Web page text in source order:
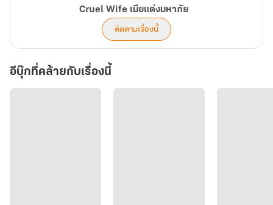
Cruel Wife เมียแต่งมหาภัย
ติดตามเรื่องนี้
อีบุ๊กที่คล้ายกับเรื่องนี้